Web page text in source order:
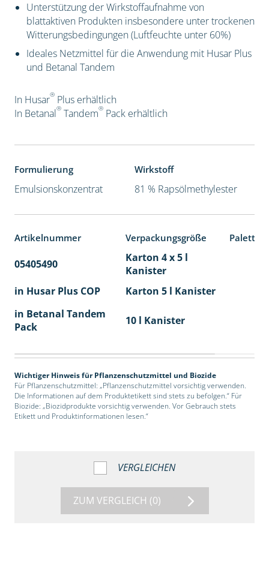
Unterstützung der Wirkstoffaufnahme von
blattaktiven Produkten insbesondere unter trockenen
Witterungsbedingungen (Luftfeuchte unter 60%)
Ideales Netzmittel für die Anwendung mit Husar Plus
und Betanal Tandem
In Husar®Plus erhältlich
In Betanal®Tandem®Pack erhältlich
Formulierung
Emulsionskonzentrat
Wirkstoff
81 % Rapsölmethylester
Artikelnummer Verpackungsgröße
05405490
Karton 4 x 5 l
Kanister
in Husar Plus COP Karton 5 l Kanister
in Betanal Tandem
Pack
10 l Kanister
Wichtiger Hinweis für Pflanzenschutzmittel und Biozide
Für Pflanzenschutzmittel: „Pflanzenschutzmittel vorsichtig verwenden.
Die Informationen auf dem Produktetikett sind stets zu befolgen.“ Für
Biozide: „Biozidprodukte vorsichtig verwenden. Vor Gebrauch stets
Etikett und Produktinformationen lesen.“
VERGLEICHEN
ZUM VERGLEICH (0)